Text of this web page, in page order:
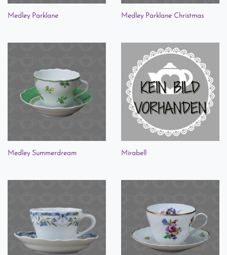
Medley Parklane Medley Parklane Christmas
Medley Summerdream Mirabell